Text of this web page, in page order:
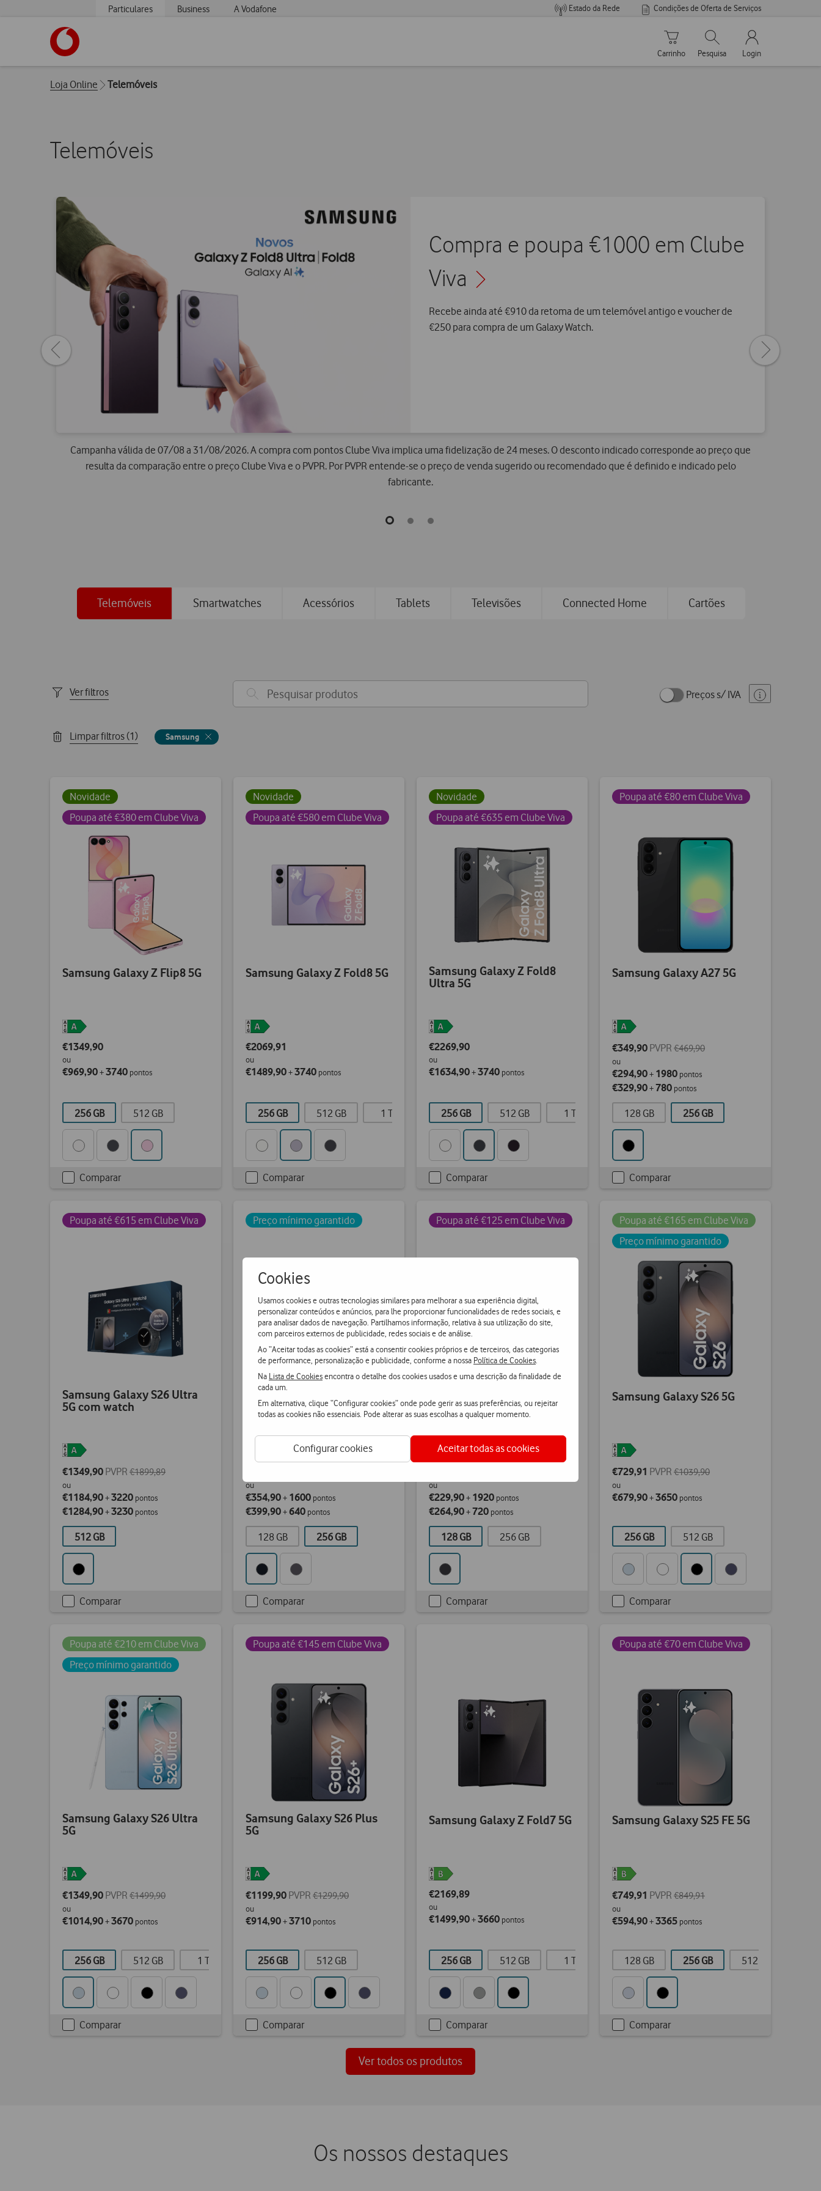
Cookies
Usamos cookies e outras tecnologias similares para melhorar a sua experiência digital,
personalizar conteúdos e anúncios, para lhe proporcionar funcionalidades de redes sociais, e
para analisar dados de navegação. Partilhamos informação, relativa à sua utilização do site,
com parceiros externos de publicidade, redes sociais e de análise.
Ao “Aceitar todas as cookies” está a consentir cookies próprios e de terceiros, das categorias
de performance, personalização e publicidade, conforme a nossa Política de Cookies
Na Lista de Cookiesencontra o detalhe dos cookies usados e uma descrição da finalidade de
cada um.
Em alternativa, clique “Configurar cookies” onde pode gerir as suas preferências, ou rejeitar
todas as cookies não essenciais. Pode alterar as suas escolhas a qualquer momento.
Configurar cookies Aceitar todas as cookies
Particulares Business A Vodafone Estado da Rede Condições de Oferta de Serviços
Carrinho de compras
Carrinho
Pesquisar
Pesquisa
My Vodafone
Login
Breadcrumbs
Loja Online Telemóveis
Telemóveis
Compra e poupa €1000 em Clube
Viva
Recebe ainda até €910 da retoma de um telemóvel antigo e voucher de
€250 para compra de um Galaxy Watch.
Campanha válida de 07/08 a 31/08/2026. A compra com pontos Clube Viva implica uma fidelização de 24 meses. O desconto indicado corresponde ao preço que
resulta da comparação entre o preço Clube Viva e o PVPR. Por PVPR entende-se o preço de venda sugerido ou recomendado que é definido e indicado pelo
fabricante.
Previous
page
Next
page
go
go
go
Telemóveis Smartwatches Acessórios Tablets Televisões Connected Home Cartões
Ver filtros Preços s/ IVA
Limpar filtros (1) Samsung
Novidade
Poupa até €380 em Clube Viva
Samsung Galaxy Z Flip8 5G
€1349,90
ou
€969,90+3740 pontos
256 GB 512 GB
Checkbox
Comparar
Novidade
Poupa até €580 em Clube Viva
Samsung Galaxy Z Fold8 5G
€2069,91
ou
€1489,90+3740 pontos
256 GB 512 GB 1 TB
Checkbox
Comparar
Novidade
Poupa até €635 em Clube Viva
Samsung Galaxy Z Fold8
Ultra 5G
€2269,90
ou
€1634,90+3740 pontos
256 GB 512 GB 1 TB
Checkbox
Comparar
Poupa até €80 em Clube Viva
Samsung Galaxy A27 5G
€349,90 PVPR €469,90
ou
€294,90+ 1980 pontos
€329,90+780 pontos
128 GB 256 GB
Checkbox
Comparar
Poupa até €615 em Clube Viva
Samsung Galaxy S26 Ultra
5G com watch
€1349,90 PVPR €1899,89
ou
€1184,90+3220 pontos
€1284,90+3230 pontos
512 GB
Checkbox
Comparar
Preço mínimo garantido
Samsung Galaxy A57 5G
ou
€354,90+ 1600 pontos
€399,90+640 pontos
128 GB 256 GB
Checkbox
Comparar
Poupa até €125 em Clube Viva
Samsung Galaxy A37 5G
ou
€229,90+ 1920 pontos
€264,90+720 pontos
128 GB 256 GB
Checkbox
Comparar
Poupa até €165 em Clube Viva
Preço mínimo garantido
Samsung Galaxy S26 5G
€729,91 PVPR €1039,90
ou
€679,90+3650 pontos
256 GB 512 GB
Checkbox
Comparar
Poupa até €210 em Clube Viva
Preço mínimo garantido
Samsung Galaxy S26 Ultra
5G
€1349,90 PVPR €1499,90
ou
€1014,90+3670 pontos
256 GB 512 GB 1 TB
Checkbox
Comparar
Poupa até €145 em Clube Viva
Samsung Galaxy S26 Plus
5G
€1199,90 PVPR €1299,90
ou
€914,90+3710 pontos
256 GB 512 GB
Checkbox
Comparar
Samsung Galaxy Z Fold7 5G
€2169,89
ou
€1499,90+3660 pontos
256 GB 512 GB 1 TB
Checkbox
ticked
Comparar
Poupa até €70 em Clube Viva
Samsung Galaxy S25 FE 5G
€749,91 PVPR €849,91
ou
€594,90+3365 pontos
128 GB 256 GB 512 GB
Checkbox
Comparar
Ver todos os produtos
Os nossos destaques